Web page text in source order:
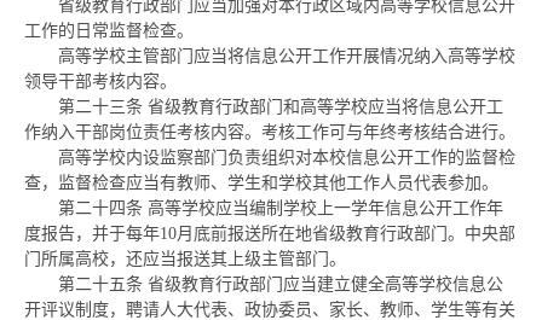
省级教育行政部门应当加强对本行政区域内高等学校信息公开
工作的日常监督检查。
高等学校主管部门应当将信息公开工作开展情况纳入高等学校
领导干部考核内容。
第二十三条 省级教育行政部门和高等学校应当将信息公开工
作纳入干部岗位责任考核内容。考核工作可与年终考核结合进行。
高等学校内设监察部门负责组织对本校信息公开工作的监督检
查，监督检查应当有教师、学生和学校其他工作人员代表参加。
第二十四条 高等学校应当编制学校上一学年信息公开工作年
度报告，并于每年10月底前报送所在地省级教育行政部门。中央部
门所属高校，还应当报送其上级主管部门。
第二十五条 省级教育行政部门应当建立健全高等学校信息公
开评议制度，聘请人大代表、政协委员、家长、教师、学生等有关